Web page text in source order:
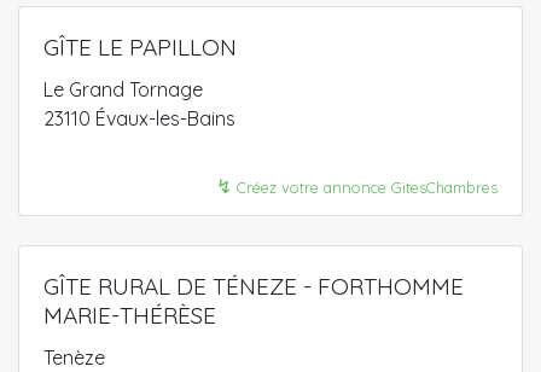
GÎTE LE PAPILLON
Le Grand Tornage
23110 Évaux-les-Bains
↯ Créez votre annonce GitesChambres
GÎTE RURAL DE TÉNEZE - FORTHOMME
MARIE-THÉRÈSE
Tenèze